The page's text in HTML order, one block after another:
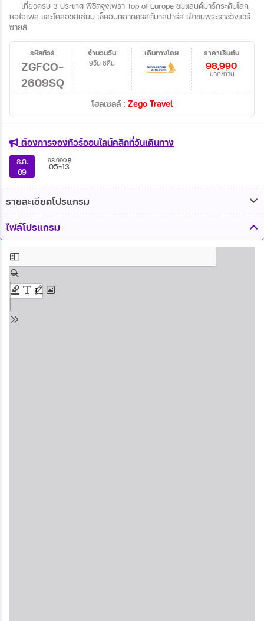
เที่ยวครบ 3 ประเทศ พิชิตจุงเฟรา Top of Europe ชมแลนด์มาร์กระดับโลก
หอไอเฟล และโคลอวสเซียม เช็คอินตลาดคริสต์มาสปารีส เข้าชมพระราชวังแวร์
ซายส์
รหัสทัวร์
ZGFCO-
2609SQ
จำนวนวัน
9วัน 6คืน
ราคาเริ่มต้น
98,990
บาท/ท่าน
เดินทางโดย
โฮลเซลล์ : Zego Travel
ต้องการจองทัวร์ออนไลน์คลิกที่วันเดินทาง
ธ.ค.
69
98,990฿
05-13
รายละเอียดโปรแกรม
ไฟล์โปรแกรม